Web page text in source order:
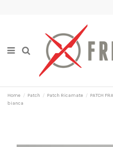
Home Patch Patch Ricamate
PATCH
bianca